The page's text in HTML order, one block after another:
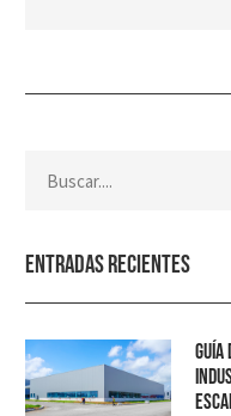
Entradas recientes